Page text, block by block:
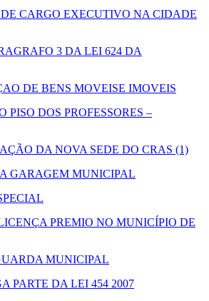
CARGO EXECUTIVO NA CIDADE
3 DA LEI 624 DA
DE BENS MOVEISE IMOVEIS
PISO DOS PROFESSORES –
DA NOVA SEDE DO CRAS (1)
GARAGEM MUNICIPAL
PREMIO NO MUNICÍPIO DE
MUNICIPAL
PARTE DA LEI 454 2007